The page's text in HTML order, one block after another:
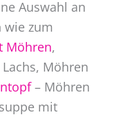
Auswahl an
wie zum
Möhren,
Möhren
– Möhren
mit